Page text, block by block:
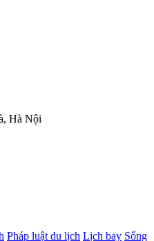
Hà Nội
Pháp luật du lịch Lịch bay Sống